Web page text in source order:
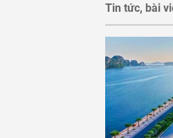
Tin tức, bài